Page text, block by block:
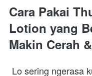
Cara Pakai
Lotion yang
Makin Cerah